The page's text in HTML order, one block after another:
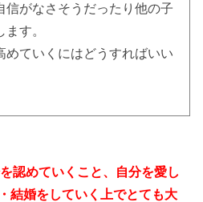
信がなさそうだったり他の子
す。
めていくにはどうすればいい
認めていくこと、自分を愛し
結婚をしていく上でとても大